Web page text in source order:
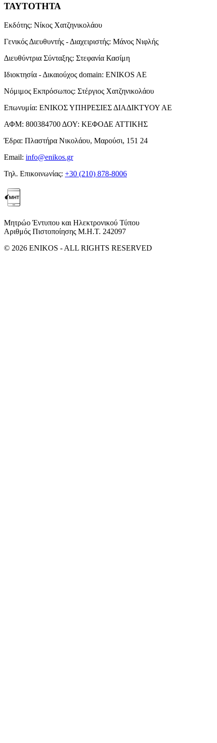
ΤΑΥΤΟΤΗΤΑ
Εκδότης: Νίκος Χατζηνικολάου
Γενικός Διευθυντής - Διαχειριστής: Μάνος Νιφλής
Διευθύντρια Σύνταξης: Στεφανία Κασίμη
Ιδιοκτησία - Δικαιούχος domain: ENIKOS AE
Νόμιμος Εκπρόσωπος: Στέργιος Χατζηνικολάου
Επωνυμία: ΕΝΙΚΟΣ ΥΠΗΡΕΣΙΕΣ ΔΙΑΔΙΚΤΥΟΥ ΑΕ
ΑΦΜ: 800384700 ΔΟΥ: ΚΕΦΟΔΕ ΑΤΤΙΚΗΣ
Έδρα: Πλαστήρα Νικολάου, Μαρούσι, 151 24
Email: info@enikos.gr
Τηλ. Επικοινωνίας: +30 (210) 878-8006
Μητρώο Έντυπου και Ηλεκτρονικού Τύπου
Αριθμός Πιστοποίησης Μ.Η.Τ. 242097
© 2026 ENIKOS - ALL RIGHTS RESERVED